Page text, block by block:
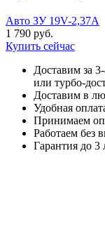
Авто ЗУ 19V-2,37A
1 790 руб.
Купить сейчас
Доставим за
или турбо-
Доставим в
Удобная
Принимаем
Работаем без
Гарантия до 3